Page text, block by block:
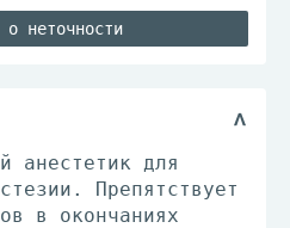
о неточности
анестетик для
Препятствует
в окончаниях